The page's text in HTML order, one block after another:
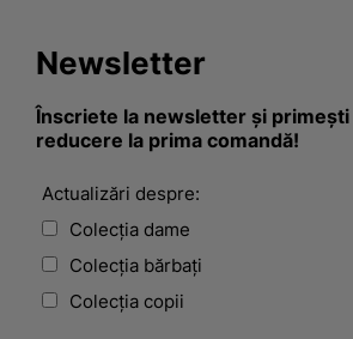
Newsletter
Înscriete la newsletter și primești
reducere la prima comandă!
Actualizări despre:
Colecția dame
Colecția bărbați
Colecția copii